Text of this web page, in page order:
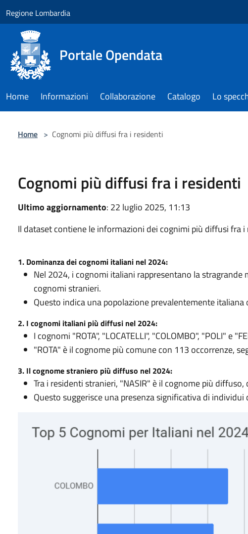
Regione Lombardia
Portale Opendata
Home Informazioni Collaborazione Catalogo Lo
Home > Cognomi più diffusi fra i residenti
Cognomi più diffusi fra i residenti
Ultimo aggiornamento: 22 luglio 2025, 11:13
Il dataset contiene le informazioni dei cognimi più diffusi fra i
1. Dominanza dei cognomi italiani nel 2024:
Nel 2024, i cognomi italiani rappresentano la
cognomi stranieri.
Questo indica una popolazione prevalentemente
2. I cognomi italiani più diffusi nel 2024:
I cognomi "ROTA", "LOCATELLI", "COLOMBO", "POLI" e
"ROTA" è il cognome più comune con 113 occorrenze,
3. Il cognome straniero più diffuso nel 2024:
Tra i residenti stranieri, "NASIR" è il cognome più
Questo suggerisce una presenza significativa di